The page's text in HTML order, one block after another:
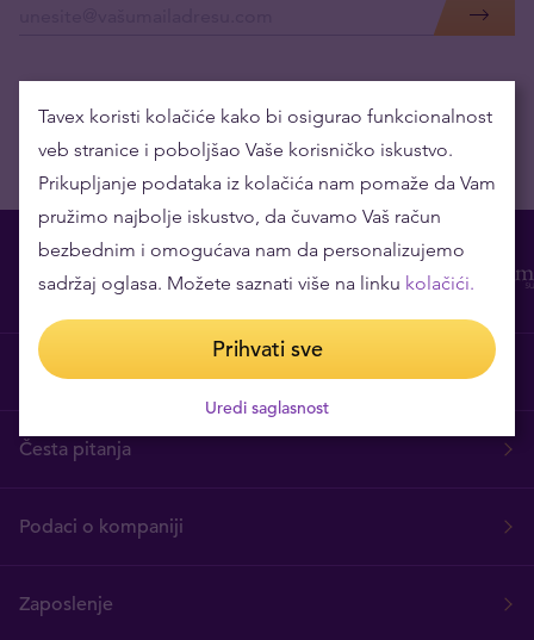
O nama
Česta pitanja
Podaci o kompaniji
Zaposlenje
Tavex koristi kolačiće kako bi osigurao funkcionalnost
veb stranice i poboljšao Vaše korisničko iskustvo.
Prikupljanje podataka iz kolačića nam pomaže da Vam
pružimo najbolje iskustvo, da čuvamo Vaš račun
bezbednim i omogućava nam da personalizujemo
sadržaj oglasa. Možete saznati više na linku kolačići.
Prihvati sve
Uredi saglasnost